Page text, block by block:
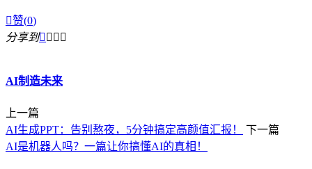
赞(0)
分享到   
AI制造未来
上一篇
AI生成PPT：告别熬夜，5分钟搞定高颜值汇报！
下一篇
AI是机器人吗？一篇让你搞懂AI的真相！